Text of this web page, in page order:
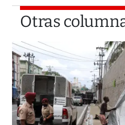
Otras